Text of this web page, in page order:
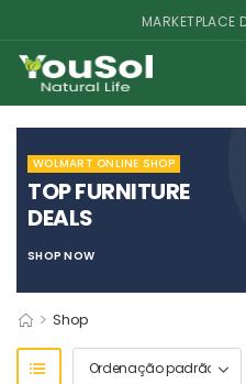
MARKETPLACE
WOLMART ONLINE SHOP
TOP FURNITURE
DEALS
SHOP NOW
> Shop